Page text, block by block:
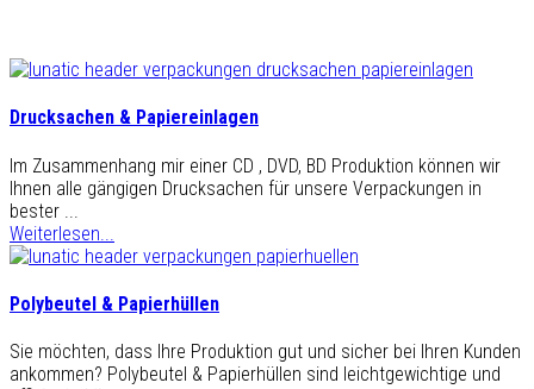
Drucksachen & Papiereinlagen
Im Zusammenhang mir einer CD , DVD, BD Produktion können wir
Ihnen alle gängigen Drucksachen für unsere Verpackungen in
bester ...
Weiterlesen...
Polybeutel & Papierhüllen
Sie möchten, dass Ihre Produktion gut und sicher bei Ihren Kunden
ankommen? Polybeutel & Papierhüllen sind leichtgewichtige und